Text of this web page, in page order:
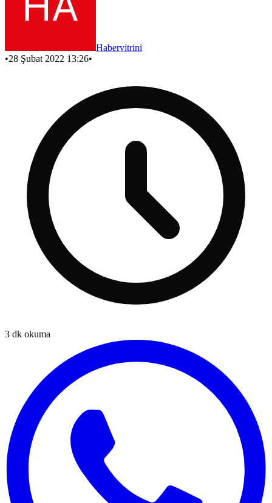
Habervitrini
•28 Şubat 2022 13:26•
3 dk okuma